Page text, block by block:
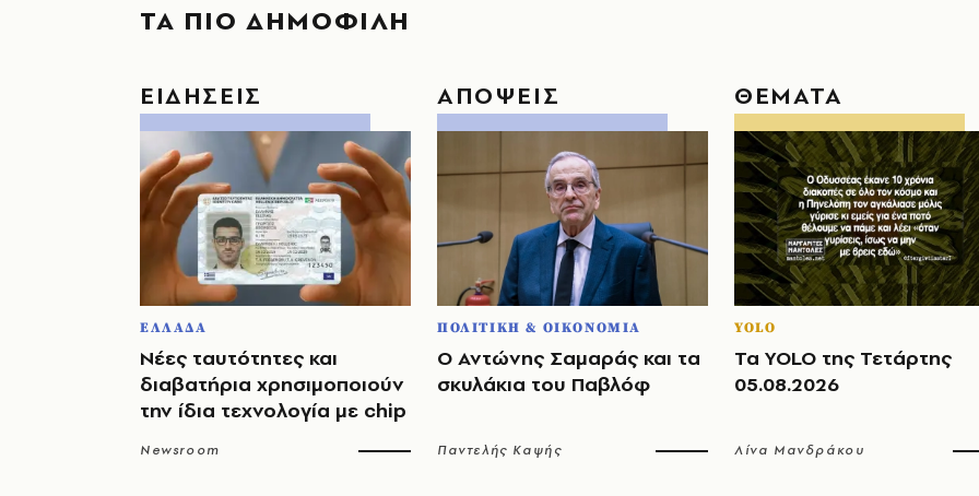
ΤΑ ΠΙΟ ΔΗΜΟΦΙΛΗ
ΕΙΔΗΣΕΙΣ
ΕΛΛΑΔΑ
Νέες ταυτότητες και
διαβατήρια χρησιμοποιούν
την ίδια τεχνολογία με chip
Newsroom
ΑΠΟΨΕΙΣ
ΠΟΛΙΤΙΚΗ & ΟΙΚΟΝΟΜΙΑ
Ο Αντώνης Σαμαράς και τα
σκυλάκια του Παβλόφ
Παντελής Καψής
ΘΕΜΑΤΑ
YOLO
Τα YOLO της Τετάρτης
05.08.2026
Λίνα Μανδράκου